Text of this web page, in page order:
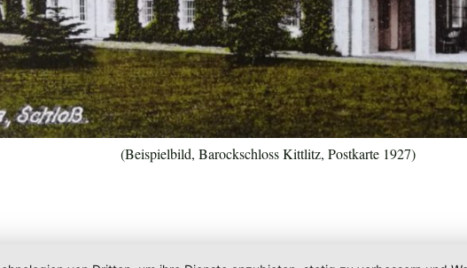
(Beispielbild, Barockschloss Kittlitz, Postkarte 1927)